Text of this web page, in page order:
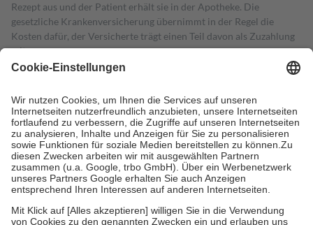
Rezept aus und der Patient erhält sie in der Apotheke. Die
gesetzliche Krankenversicherung übernimmt in der Regel die
Kosten dafür, der Versicherte trägt einen Teil davon als Zuzahlung
mit.
Grundsätzlich leisten Mitglieder Zuzahlungen in Höhe von zehn
höchstens zehn Euro.
Es sind jedoch nie mehr als die tatsächlichen
Kosten der Leistung zu entrichten.
Diese Regeln gelten grundsätzlich auch für Online-Apotheken.
Bei Heilmitteln und häuslicher Krankenpflege beträgt die
Zuzahlung zehn Prozent der Kosten sowie zehn Euro je
Verordnung.
Um das Engagement der Versicherten für ihre eigene Gesundheit zu
stärken und die besondere Stellung der Familie zu unterstützen,
fallenkeine Zuzahlungenan bei: